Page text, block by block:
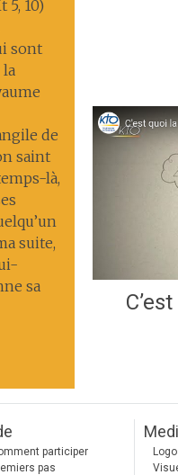
5, 10)
sont
la
de
saint
là,
suite,
sa
participer
pas